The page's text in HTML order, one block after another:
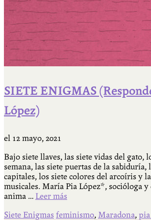
SIETE ENIGMAS
López)
el 12 mayo, 2021
Bajo siete llaves, las siete vidas del gato,
semana, las siete puertas de la sabiduría,
capitales, los siete colores del arcoíris y
musicales. María Pia López*, socióloga y
anima … Leer más
Siete Enigmas feminismo, Maradona,